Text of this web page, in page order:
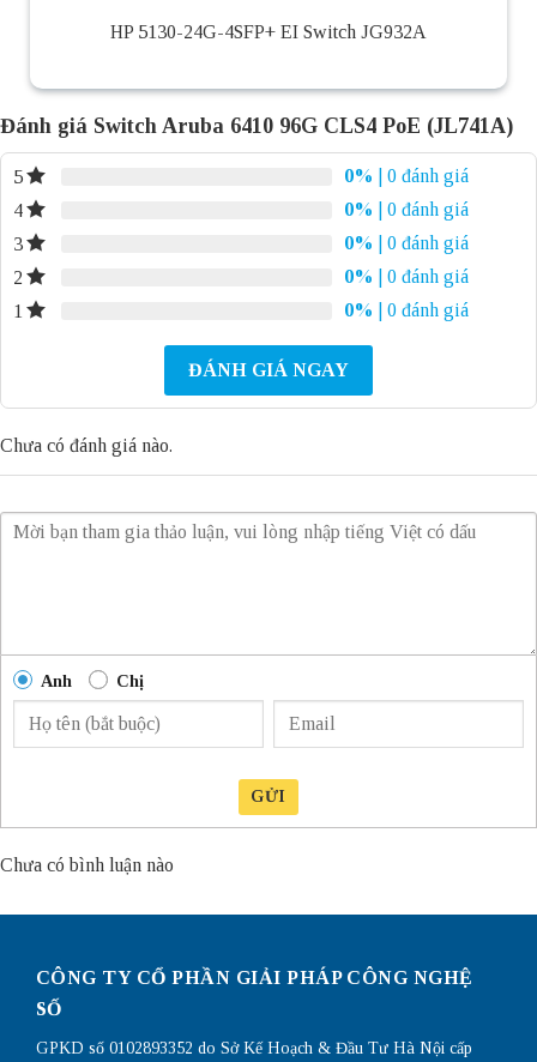
HP 5130-24G-4SFP+ EI Switch JG932A
Đánh giá Switch Aruba 6410 96G CLS4 PoE (JL741A)
5 0%
| 0 đánh giá
4
0%
| 0 đánh giá
3
0%
| 0 đánh giá
2
0%
| 0 đánh giá
1
0% | 0 đánh giá
ĐÁNH GIÁ NGAY
Chưa có đánh giá nào.
Anh Chị
GỬI
Chưa có bình luận nào
CÔNG TY CỔ PHẦN GIẢI PHÁP CÔNG NGHỆ
SỐ
GPKD số 0102893352 do Sở Kế Hoạch & Đầu Tư Hà Nội cấp